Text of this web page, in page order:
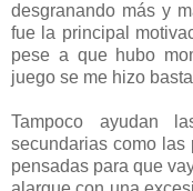
desgranando más y
fue la principal
pese a que hubo
juego se me hizo
Tampoco ayudan
secundarias como las
pensadas para que